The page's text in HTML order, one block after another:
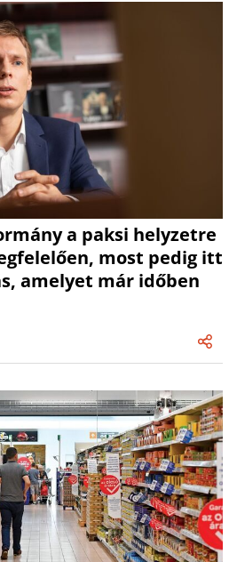
a paksi helyzetre
most pedig itt
amelyet már időben